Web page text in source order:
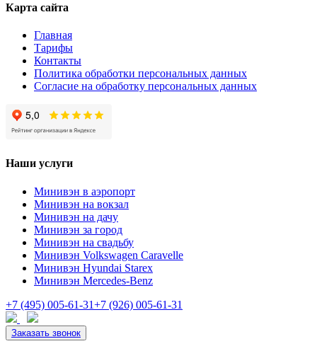
Карта сайта
Главная
Тарифы
Контакты
Политика обработки персональных данных
Согласие на обработку персональных данных
Наши услуги
Минивэн в аэропорт
Минивэн на вокзал
Минивэн на дачу
Минивэн за город
Минивэн на свадьбу
Минивэн Volkswagen Caravelle
Минивэн Hyundai Starex
Минивэн Mercedes-Benz
+7 (495) 005-61-31+7 (926) 005-61-31
Заказать звонок